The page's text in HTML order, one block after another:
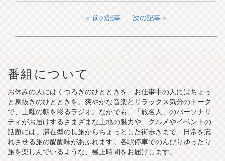
前の記事 次の記事
番組について
お休みの人にはくつろぎのひとときを、お仕事中の人にはちょっ
と息抜きのひとときを。爽やかな音楽とリラックス気分のトーク
で、土曜の朝を彩るラジオ。なかでも、「旅名人」のパーソナリ
ティがお届けするさまざまな土地の魅力や、グルメやイベントの
話題には、滞在型の長旅からちょっとした街歩きまで、日常を忘
れさせる旅の醍醐味があふれます。各駅停車でのんびりゆったり
旅を楽しんでいるような、極上時間をお届けします。